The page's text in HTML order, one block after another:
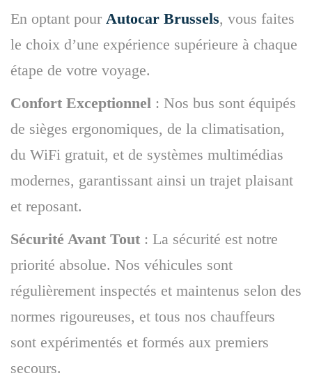
En optant pour Autocar Brussels, vous faites
le choix d’une expérience supérieure à chaque
étape de votre voyage.
Confort Exceptionnel : Nos bus sont équipés
de sièges ergonomiques, de la climatisation,
du WiFi gratuit, et de systèmes multimédias
modernes, garantissant ainsi un trajet plaisant
et reposant.
Sécurité Avant Tout : La sécurité est notre
priorité absolue. Nos véhicules sont
régulièrement inspectés et maintenus selon des
normes rigoureuses, et tous nos chauffeurs
sont expérimentés et formés aux premiers
secours.